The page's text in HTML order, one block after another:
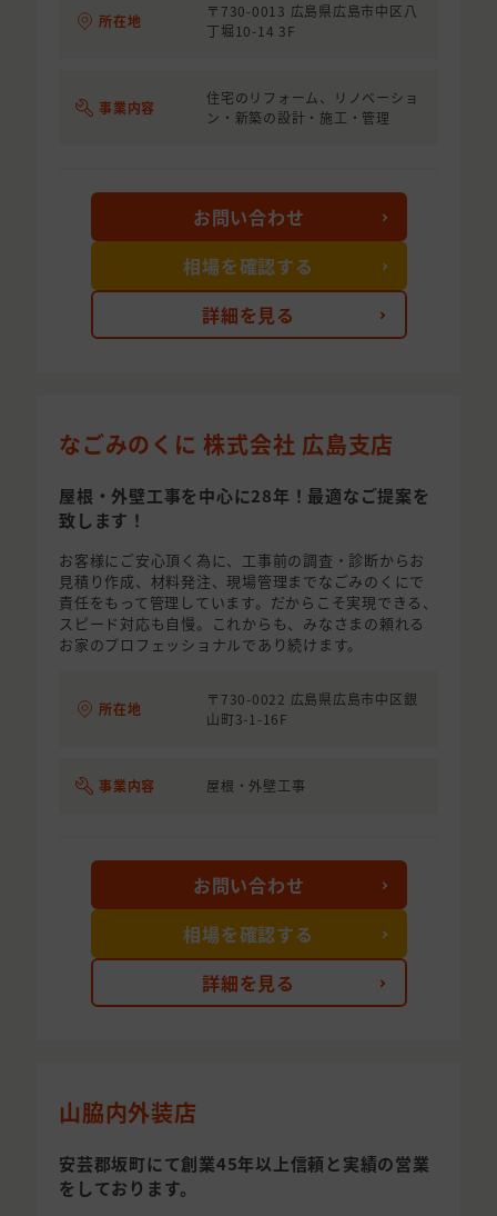
所在地
〒730-0013 広島県広島市中区八
丁堀10-14 3F
事業内容
住宅のリフォーム、リノベーショ
ン・新築の設計・施工・管理
詳細を見る
お問い合わせ
相場を確認する
なごみのくに 株式会社 広島支店
屋根・外壁工事を中心に28年！最適なご提案を
致します！
お客様にご安心頂く為に、工事前の調査・診断からお
見積り作成、材料発注、現場管理までなごみのくにで
責任をもって管理しています。だからこそ実現できる、
スピード対応も自慢。これからも、みなさまの頼れる
お家のプロフェッショナルであり続けます。
所在地
〒730-0022 広島県広島市中区銀
山町3-1-16F
事業内容 屋根・外壁工事
詳細を見る
お問い合わせ
相場を確認する
山脇内外装店
安芸郡坂町にて創業45年以上信頼と実績の営業
をしております。